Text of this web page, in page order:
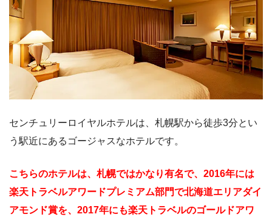
センチュリーロイヤルホテルは、札幌駅から徒歩3分とい
う駅近にあるゴージャスなホテルです。
こちらのホテルは、札幌ではかなり有名で、2016年には
楽天トラベルアワードプレミアム部門で北海道エリアダイ
アモンド賞を、2017年にも楽天トラベルのゴールドアワ